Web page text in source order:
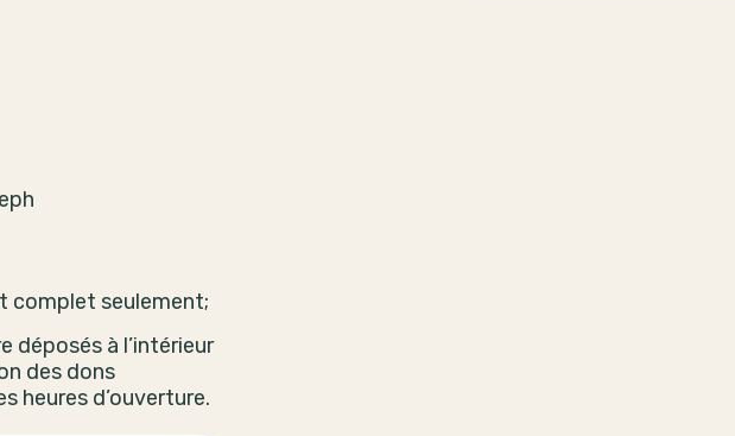
complet seulement;
déposés à l’intérieur
des dons
heures d’ouverture.